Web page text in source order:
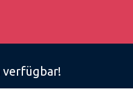
verfügbar!